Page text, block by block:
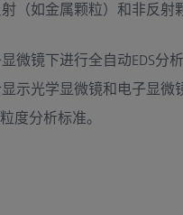
（如金属颗粒）和非反射
微镜下进行全自动EDS分析
示光学显微镜和电子显微
度分析标准。